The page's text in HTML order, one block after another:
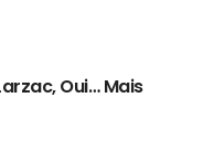
Oui… Mais